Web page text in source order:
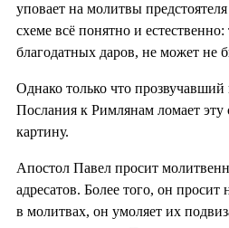
уповает на молитвы
схеме всё понятно и
благодатных даров, не может не
Однако только что
Послания к Римлянам ломает
картину.
Апостол Павел просит
адресатов. Более того, он просит
в молитвах, он умоляет их